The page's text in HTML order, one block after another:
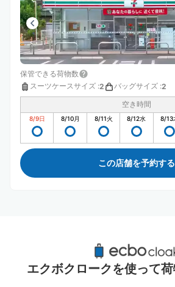
保管できる荷物数
スーツケースサイズ :2 バッグサイズ :2
空き時間
8/9日 8/10月 8/11火 8/12水 8/13
この店舗を予約する
取手駅周辺のおすすめコ
3件
エクボクロークを使って